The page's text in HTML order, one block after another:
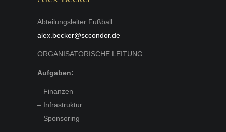
Abteilungsleiter Fußball
alex.becker@sccondor.de
ORGANISATORISCHE LEITUNG
Aufgaben:
– Finanzen
– Infrastruktur
– Sponsoring